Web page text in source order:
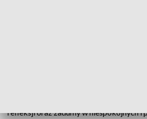
refleksji oraz zadumy w niespokojnych i